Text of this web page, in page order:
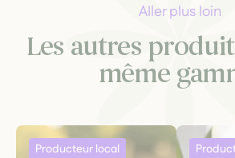
Aller plus loin
Les autres
même